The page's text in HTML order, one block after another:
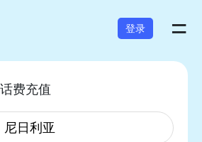
登录 =
费充值